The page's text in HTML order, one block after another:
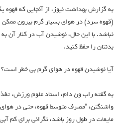
به گزارش بهداشت نیوز، از آنجایی که
(قهوه سرد) در هوای بسیار گرم بیرون
نباشد. با این حال، نوشیدن آب در کنار آن
بدنتان را حفظ کنید.
آیا نوشیدن قهوه در هوای گرم بی خطر است؟
به گفته راب ون دام، استاد علوم ورزش،
واشنگتن، “مصرف متوسط قهوه، حتی در
مایعات در طول روز باشد، نگرانی برای کم